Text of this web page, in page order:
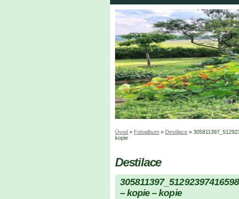
Úvod » Fotoalbum » Destilace »
kopie
Destilace
– kopie – kopie